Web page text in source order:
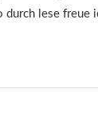
durch lese freue